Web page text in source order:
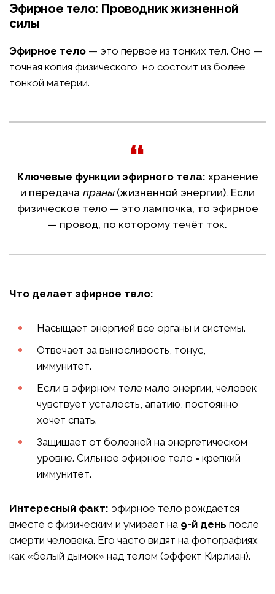
Эфирное тело: Проводник жизненной
силы
Эфирное тело — это первое из тонких тел. Оно —
точная копия физического, но состоит из более
тонкой материи.
Ключевые функции эфирного тела: хранение
и передача праны(жизненной энергии). Если
физическое тело — это лампочка, то эфирное
— провод, по которому течёт ток.
Что делает эфирное тело:
Насыщает энергией все органы и системы.
Отвечает за выносливость, тонус,
иммунитет.
Если в эфирном теле мало энергии, человек
чувствует усталость, апатию, постоянно
хочет спать.
Защищает от болезней на энергетическом
уровне. Сильное эфирное тело = крепкий
иммунитет.
Интересный факт: эфирное тело рождается
вместе с физическим и умирает на 9-й день после
смерти человека. Его часто видят на фотографиях
как «белый дымок» над телом (эффект Кирлиан).